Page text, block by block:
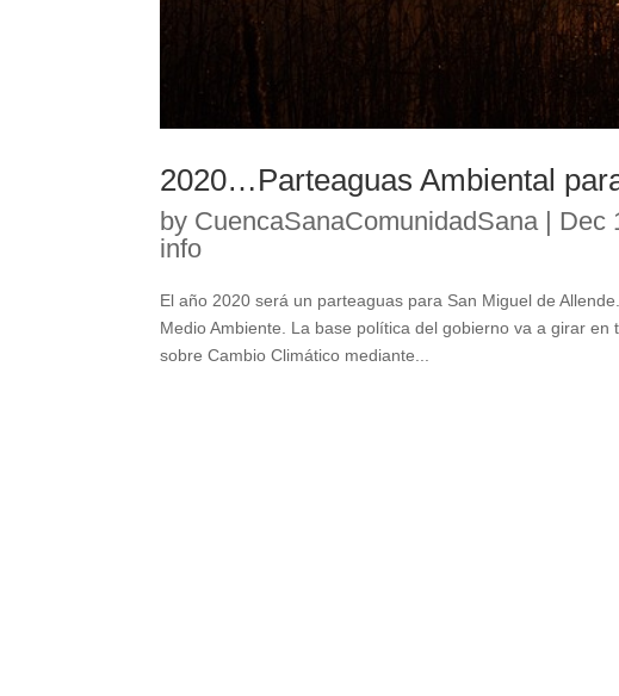
2020…Parteaguas Ambiental
by CuencaSanaComunidadSana | Dec
info
El año 2020 será un parteaguas para San Miguel de
Medio Ambiente. La base política del gobierno va a girar
sobre Cambio Climático mediante...